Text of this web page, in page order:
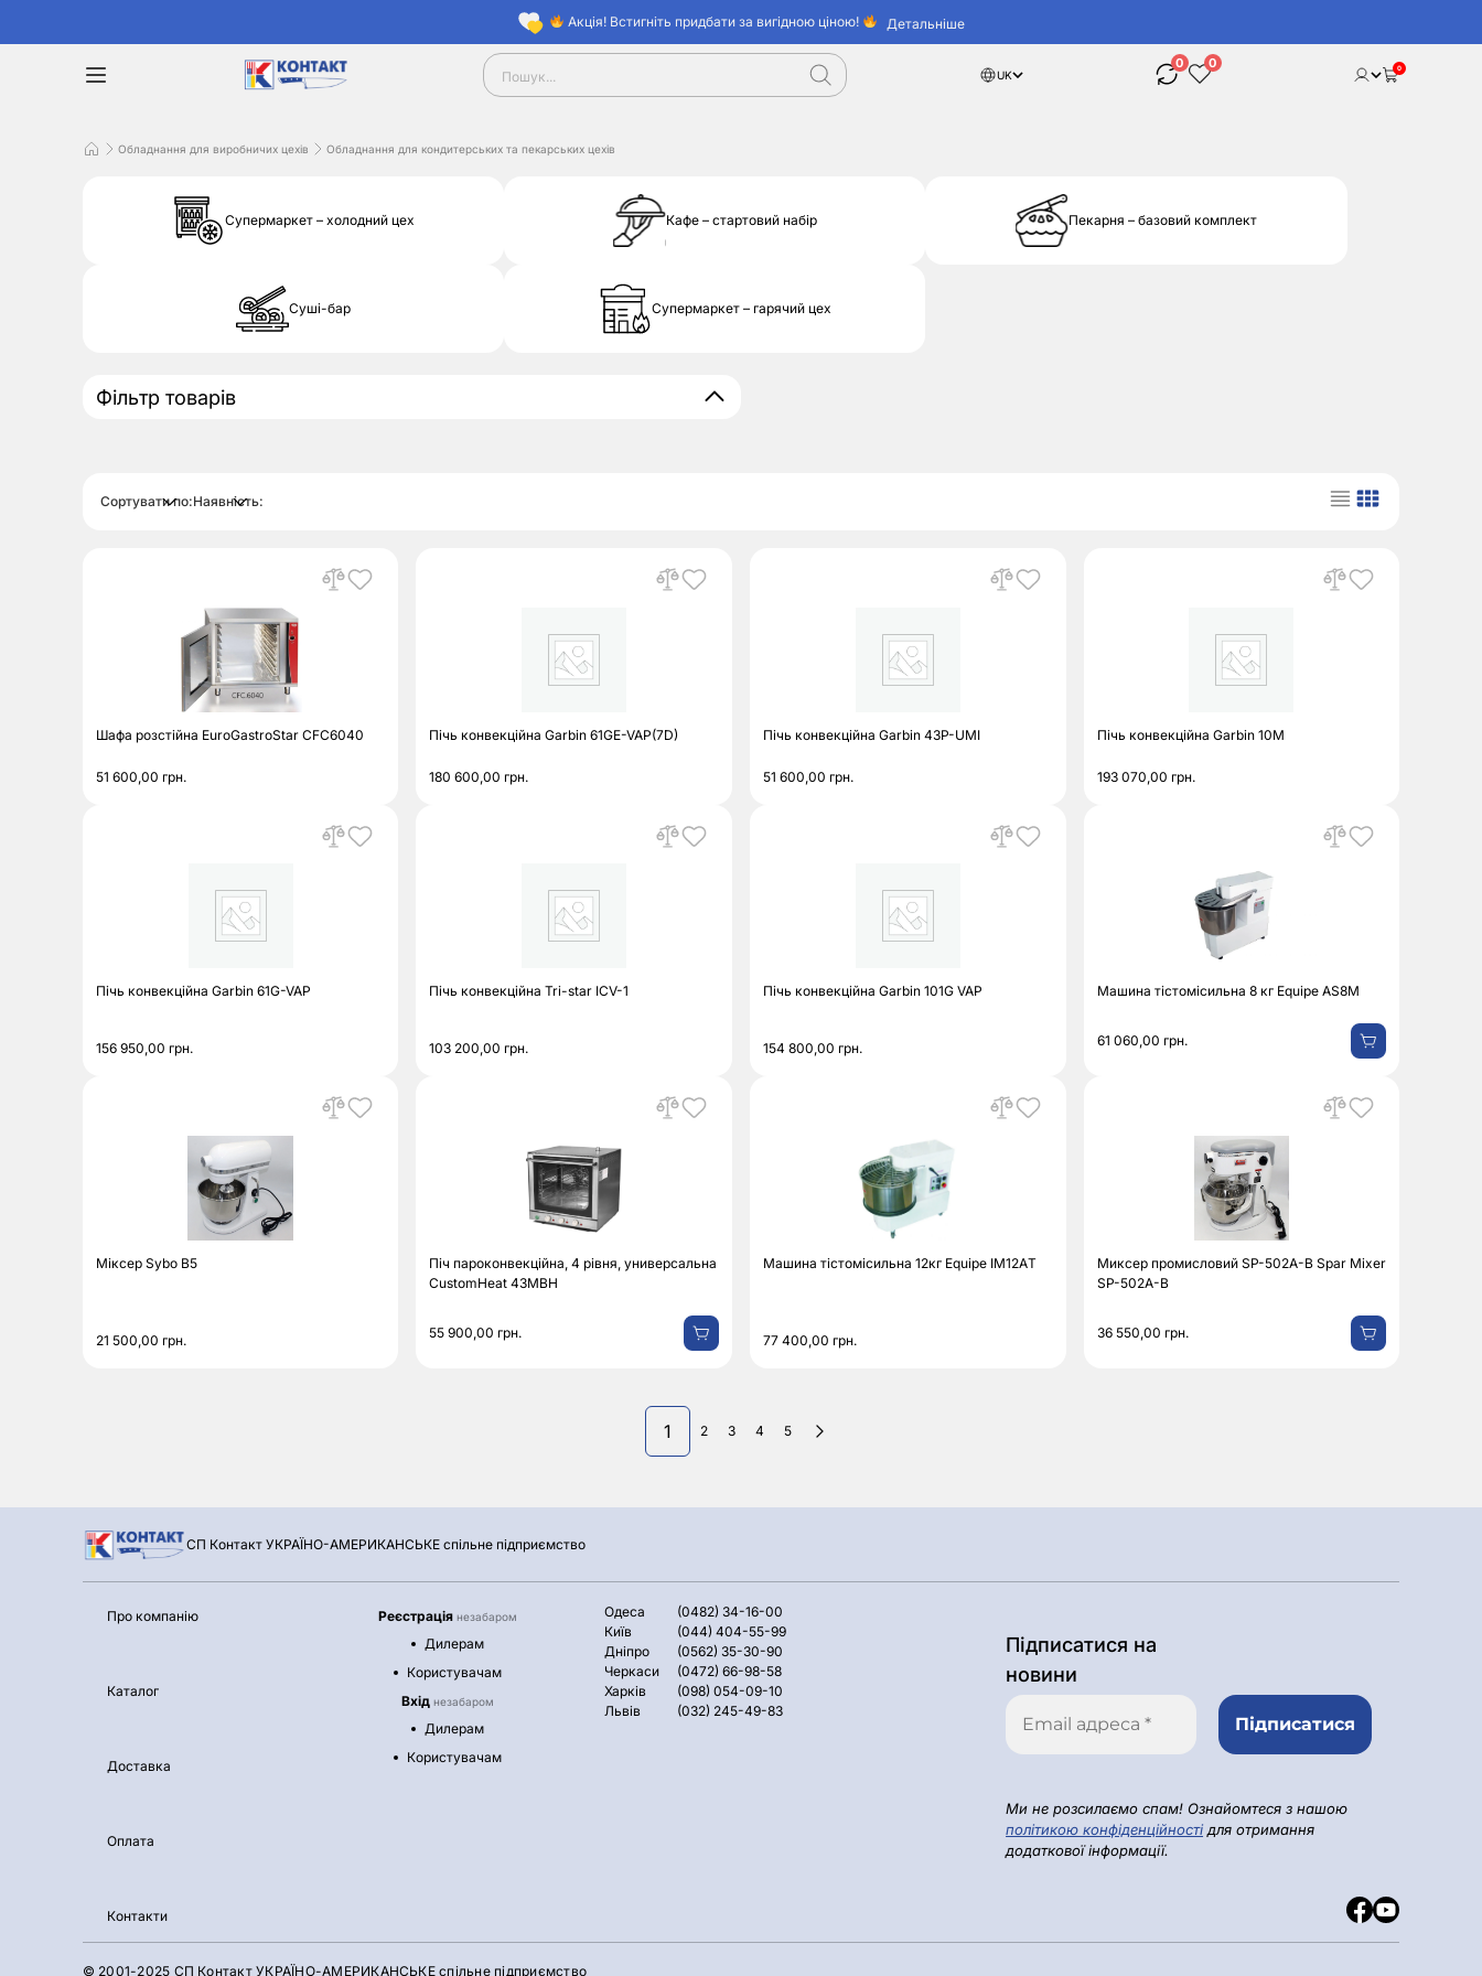
Акція! Встигніть придбати за вигідною ціною! Детальніше
UK
0 0 0
Обладнання для виробничих цехів Обладнання для кондитерських та пекарських цехів
Фільтр товарів
Супермаркет – холодний цех Кафе – стартовий набір Пекарня – базовий комплект
Суші-бар Супермаркет – гарячий цех
Сортувати по:Наявність:
Шафа розстійна EuroGastroStar CFC6040
51 600,00 грн.
Пічь конвекційна Garbin 61GE-VAP(7D)
180 600,00 грн.
Пічь конвекційна Garbin 43P-UMI
51 600,00 грн.
Пічь конвекційна Garbin 10M
193 070,00 грн.
Пічь конвекційна Garbin 61G-VAP
156 950,00 грн.
Пічь конвекційна Tri-star ICV-1
103 200,00 грн.
Пічь конвекційна Garbin 101G VAP
154 800,00 грн.
Машина тістомісильна 8 кг Equipe AS8M
61 060,00 грн.
Міксер Sybo В5
21 500,00 грн.
Піч пароконвекційна, 4 рівня, универсальна
CustomHeat 43MBH
55 900,00 грн.
Машина тістомісильна 12кг Equipe IM12АT
77 400,00 грн.
Миксер промисловий SP-502A-B Spar Mixer
SP-502A-B
36 550,00 грн.
1 2 3 4 5
СП Контакт УКРАЇНО-АМЕРИКАНСЬКЕ спільне підприємство
Про компанію
Каталог
Доставка
Оплата
Контакти
Реєстрація незабаром
Дилерам
Користувачам
Вхід незабаром
Дилерам
Користувачам
Одеса
(0482) 34-16-00
Київ
(044) 404-55-99
Дніпро
(0562) 35-30-90
Черкаси
(0472) 66-98-58
Харків
(098) 054-09-10
Львів
(032) 245-49-83
Підписатися на
новини
Ми не розсилаємо спам! Ознайомтеся з нашою
політикою конфіденційності для отримання
додаткової інформації.
© 2001-2025 СП Контакт УКРАЇНО-АМЕРИКАНСЬКЕ спільне підприємство